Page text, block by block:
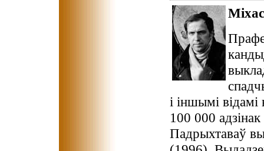
i iншымi вiдамi
100 000
Падрыхтаваў